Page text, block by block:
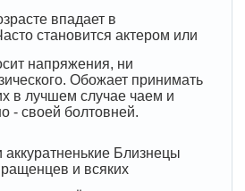
впадает в
становится актером или
напряжения, ни
Обожает принимать
в лучшем случае чаем и
- своей болтовней.
аккуратненькие Близнецы
и всяких